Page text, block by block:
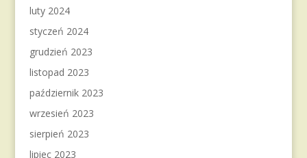
luty 2024
styczeń 2024
grudzień 2023
listopad 2023
październik 2023
wrzesień 2023
sierpień 2023
lipiec 2023